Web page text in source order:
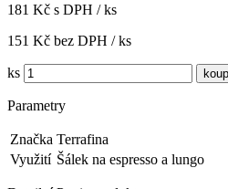
181 Kč s DPH / ks
151 Kč bez DPH / ks
ks
Parametry
Značka Terrafina
Využití Šálek na espresso a lungo